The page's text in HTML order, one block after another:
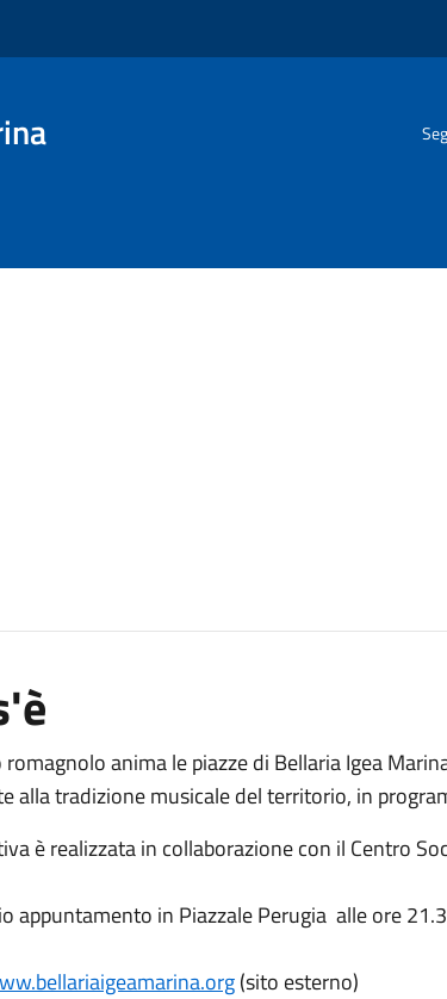
romagnolo anima le piazze di Bellaria Igea
alla tradizione musicale del territorio, in
è realizzata in collaborazione con il Centro
appuntamento in Piazzale Perugia alle ore
(sito esterno)